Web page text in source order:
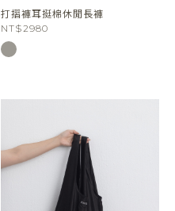
打摺褲耳挺棉休閒長褲
NT$2980